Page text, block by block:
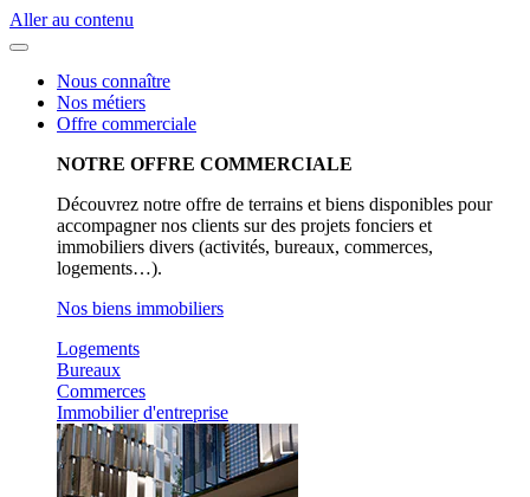
Aller au contenu
Nous connaître
Nos métiers
Offre commerciale
NOTRE OFFRE COMMERCIALE
Découvrez notre offre de terrains et biens disponibles pour
accompagner nos clients sur des projets fonciers et
immobiliers divers (activités, bureaux, commerces,
logements…).
Nos biens immobiliers
Logements
Bureaux
Commerces
Immobilier d'entreprise